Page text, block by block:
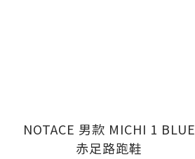
NOTACE 男款 MICHI 1 BLUE
赤足路跑鞋